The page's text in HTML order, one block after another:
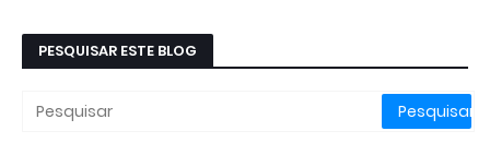
PESQUISAR ESTE BLOG